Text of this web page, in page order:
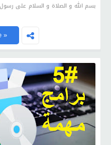
بسم الله و الصلاة و السلام على
»